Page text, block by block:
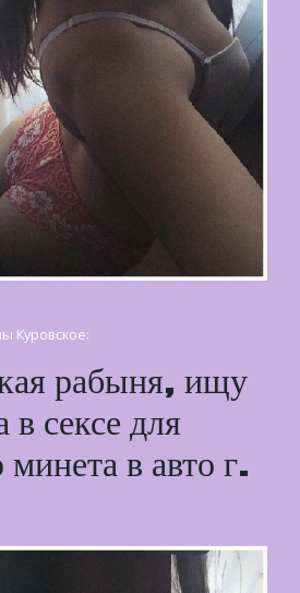
Куровское:
рабыня, ищу
в сексе для
минета в авто г.